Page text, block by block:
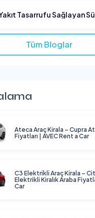
Tasarrufu Sağlayan
Tüm Bloglar
Ateca Araç Kirala – Cupra
Fiyatları | AVEC Rent a Car
C3 Elektrikli Araç Kirala –
Elektrikli Kiralık Araba
Car